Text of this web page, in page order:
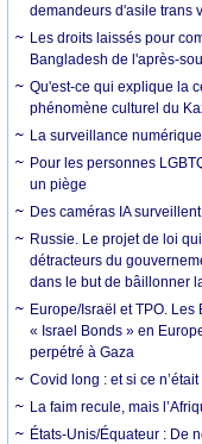
demandeurs d'asile trans
Les droits laissés pour
Bangladesh de l'après-
Qu'est-ce qui explique la
phénomène culturel du
La surveillance
Pour les personnes
un piège
Des caméras IA
Russie. Le projet de loi
détracteurs du
dans le but de bâillonner
Europe/Israël et TPO. Les
« Israel Bonds » en
perpétré à Gaza
Covid long : et si ce
La faim recule, mais
États-Unis/Équateur : De